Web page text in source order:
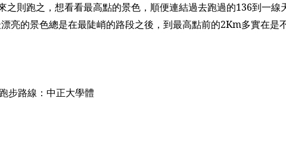
則跑之，想看看最高點的景色，順便連結過去跑過的136到一線
亮的景色總是在最陡峭的路段之後，到最高點前的2Km多實在是
步路線： 中正大學體